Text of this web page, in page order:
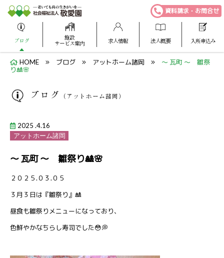
ブログ
施設
サービス案内
求人情報 法人概要 入所申込み
資料請求・お問合せ
HOME ブログ アットホーム諸岡
～ 瓦町 ～ 雛祭
り🎎🌸
ブログ （アットホーム諸岡）
2025 .4.16
アットホーム諸岡
～ 瓦町 ～ 雛祭り🎎🌸
２０２５.０３.０５
３月３日は『雛祭り』🎎
昼食も雛祭りメニューになっており、
色鮮やかなちらし寿司でした😳💭